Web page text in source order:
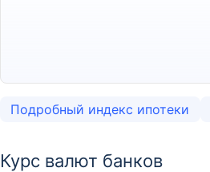
Подробный индекс ипотеки
Курс валют банков